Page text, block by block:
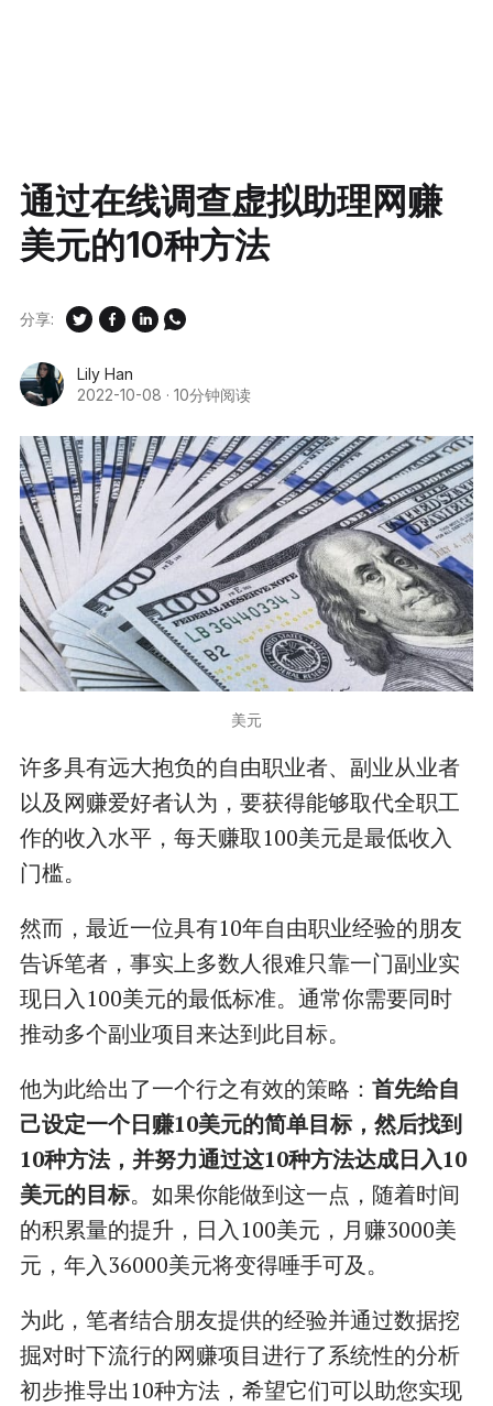
通过在线调查虚拟助理网赚
美元的10种方法
Lily Han
2022-10-08 · 10分钟阅读
分享:
美元
许多具有远大抱负的自由职业者、副业从业者
以及网赚爱好者认为，要获得能够取代全职工
作的收入水平，每天赚取100美元是最低收入
门槛。
然而，最近一位具有10年自由职业经验的朋友
告诉笔者，事实上多数人很难只靠一门副业实
现日入100美元的最低标准。通常你需要同时
推动多个副业项目来达到此目标。
他为此给出了一个行之有效的策略： 首先给自
己设定一个日赚10美元的简单目标，然后找到
10种方法，并努力通过这10种方法达成日入10
美元的目标。如果你能做到这一点，随着时间
的积累量的提升，日入100美元，月赚3000美
元，年入36000美元将变得唾手可及。
为此，笔者结合朋友提供的经验并通过数据挖
掘对时下流行的网赚项目进行了系统性的分析
初步推导出10种方法，希望它们可以助您实现